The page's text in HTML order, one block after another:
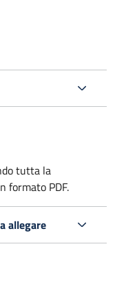
tutta la
formato PDF.
allegare